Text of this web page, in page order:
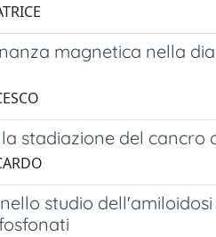
magnetica nella
stadiazione del
studio